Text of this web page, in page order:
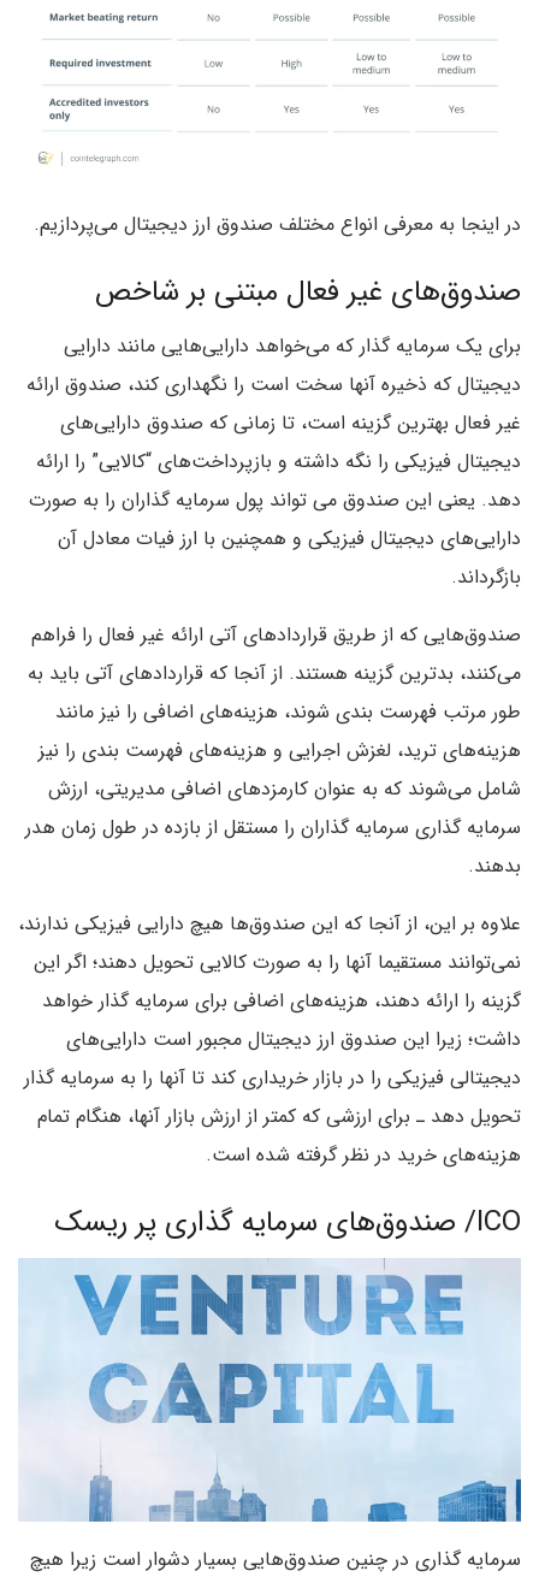
در اینجا به معرفی انواع مختلف صندوق ارز دیجیتال می‌پردازیم.
صندوق‌های غیر فعال مبتنی بر شاخص
برای یک سرمایه گذار که می‌خواهد دارایی‌هایی مانند دارایی
دیجیتال که ذخیره آنها سخت است را نگهداری کند، صندوق ارائه
غیر فعال بهترین گزینه است، تا زمانی که صندوق دارایی‌های
دیجیتال فیزیکی را نگه داشته و بازپرداخت‌های “کالایی” را ارائه
دهد. یعنی این صندوق می تواند پول سرمایه گذاران را به صورت
دارایی‌های دیجیتال فیزیکی و همچنین با ارز فیات معادل آن
بازگرداند.
صندوق‌هایی که از طریق قراردادهای آتی ارائه غیر فعال را فراهم
می‌کنند، بدترین گزینه هستند. از آنجا که قراردادهای آتی باید به
طور مرتب فهرست بندی شوند، هزینه‌های اضافی را نیز مانند
هزینه‌های ترید، لغزش اجرایی و هزینه‌های فهرست بندی را نیز
شامل می‌شوند که به عنوان کارمزدهای اضافی مدیریتی، ارزش
سرمایه گذاری سرمایه گذاران را مستقل از بازده در طول زمان هدر
بدهند.
علاوه بر این، از آنجا که این صندوق‌ها هیچ دارایی فیزیکی ندارند،
نمی‌توانند مستقیما آنها را به صورت کالایی تحویل دهند؛ اگر این
گزینه را ارائه دهند، هزینه‌های اضافی برای سرمایه گذار خواهد
داشت؛ زیرا این صندوق ارز دیجیتال مجبور است دارایی‌های
دیجیتالی فیزیکی را در بازار خریداری کند تا آنها را به سرمایه گذار
تحویل دهد ـ برای ارزشی که کمتر از ارزش بازار آنها، هنگام تمام
هزینه‌های خرید در نظر گرفته شده است.
ICO/ صندوق‌های سرمایه گذاری پر ریسک
سرمایه گذاری در چنین صندوق‌هایی بسیار دشوار است زیرا هیچ